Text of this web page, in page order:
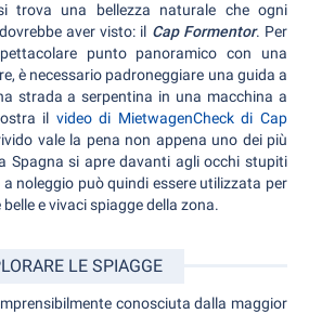
trova una bellezza naturale che ogni
aver visto: il Cap Formentor. Per
punto panoramico con una
è necessario padroneggiare una guida a
strada a serpentina in una macchina a
il video di MietwagenCheck di Cap
vale la pena non appena uno dei più
Spagna si apre davanti agli occhi stupiti
noleggio può quindi essere utilizzata per
e vivaci spiagge della zona.
LE SPIAGGE
conosciuta dalla maggior